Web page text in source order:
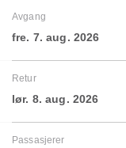
Avgang
fre. 7. aug. 2026
Retur
lør. 8. aug. 2026
Passasjerer